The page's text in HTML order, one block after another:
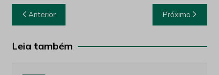
Navegação
de
Post
Anterior Próximo
Leia também